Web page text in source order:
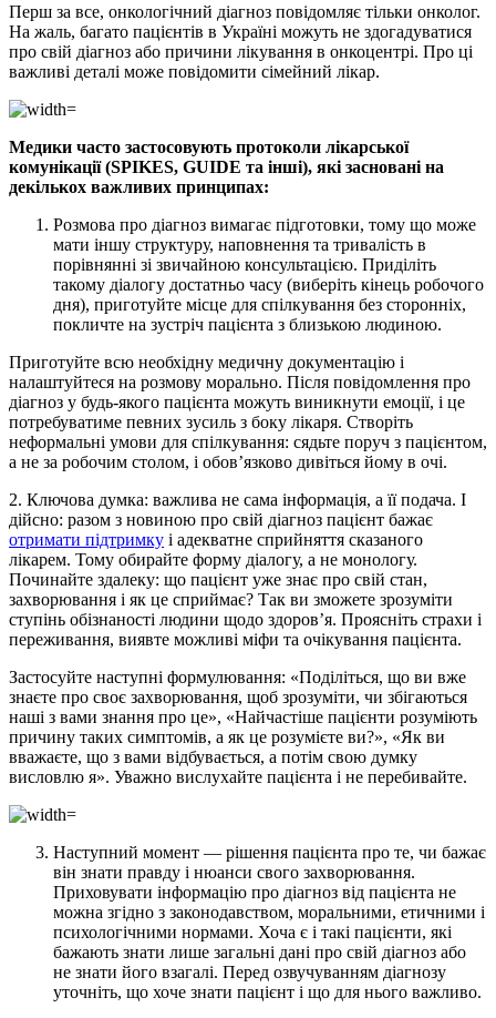
Перш за все, онкологічний діагноз повідомляє тільки онколог.
На жаль, багато пацієнтів в Україні можуть не здогадуватися
про свій діагноз або причини лікування в онкоцентрі. Про ці
важливі деталі може повідомити сімейний лікар.
Медики часто застосовують протоколи лікарської
комунікації (SPIKES, GUIDE та інші), які засновані на
декількох важливих принципах:
Розмова про діагноз вимагає підготовки, тому що може
мати іншу структуру, наповнення та тривалість в
порівнянні зі звичайною консультацією. Приділіть
такому діалогу достатньо часу (виберіть кінець робочого
дня), приготуйте місце для спілкування без сторонніх,
покличте на зустріч пацієнта з близькою людиною.
Приготуйте всю необхідну медичну документацію і
налаштуйтеся на розмову морально. Після повідомлення про
діагноз у будь-якого пацієнта можуть виникнути емоції, і це
потребуватиме певних зусиль з боку лікаря. Створіть
неформальні умови для спілкування: сядьте поруч з пацієнтом,
а не за робочим столом, і обов’язково дивіться йому в очі.
2. Ключова думка: важлива не сама інформація, а її подача. І
дійсно: разом з новиною про свій діагноз пацієнт бажає
отримати підтримку і адекватне сприйняття сказаного
лікарем. Тому обирайте форму діалогу, а не монологу.
Починайте здалеку: що пацієнт уже знає про свій стан,
захворювання і як це сприймає? Так ви зможете зрозуміти
ступінь обізнаності людини щодо здоров’я. Проясніть страхи і
переживання, виявте можливі міфи та очікування пацієнта.
Застосуйте наступні формулювання: «Поділіться, що ви вже
знаєте про своє захворювання, щоб зрозуміти, чи збігаються
наші з вами знання про це», «Найчастіше пацієнти розуміють
причину таких симптомів, а як це розумієте ви?», «Як ви
вважаєте, що з вами відбувається, а потім свою думку
висловлю я». Уважно вислухайте пацієнта і не перебивайте.
Наступний момент — рішення пацієнта про те, чи бажає
він знати правду і нюанси свого захворювання.
Приховувати інформацію про діагноз від пацієнта не
можна згідно з законодавством, моральними, етичними і
психологічними нормами. Хоча є і такі пацієнти, які
бажають знати лише загальні дані про свій діагноз або
не знати його взагалі. Перед озвучуванням діагнозу
уточніть, що хоче знати пацієнт і що для нього важливо.